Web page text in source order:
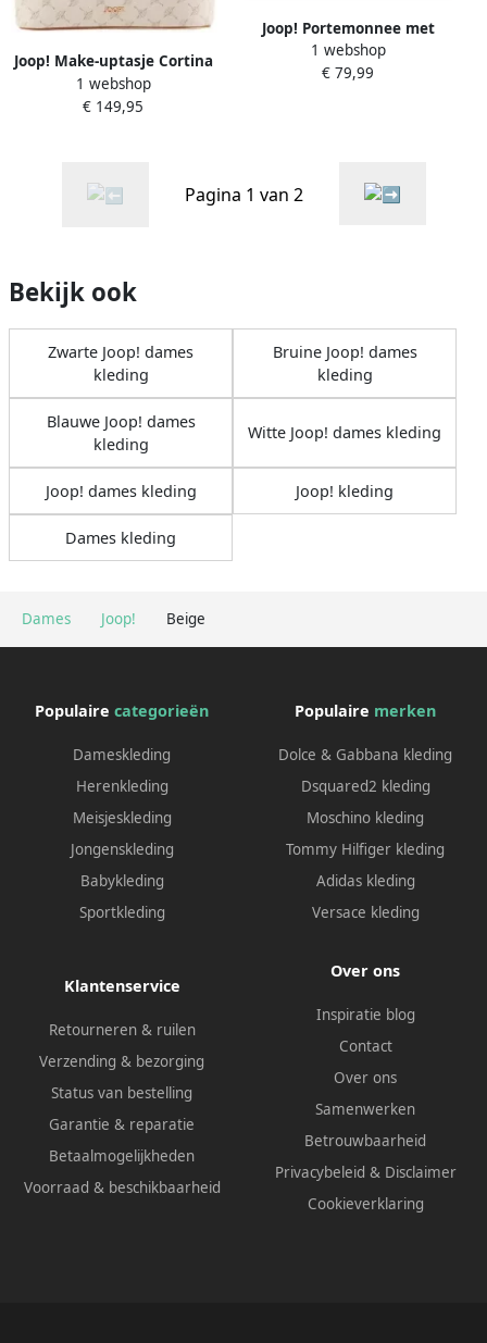
Dames Joop! Beige
Joop! Make-uptasje Cortina
1.0 flora washbag mhz
Make-up tas beautycase
1 webshop
€ 149,95
Joop! Portemonnee met
logomotief model 'Cosma'
RFID-blocking
1 webshop
€ 79,99
Pagina 1 van 2
Bekijk ook
Zwarte Joop! dames
kleding
Bruine Joop! dames
kleding
Blauwe Joop! dames
kleding
Witte Joop! dames kleding
Joop! dames kleding Joop! kleding
Dames kleding
Populaire categorieën
Dameskleding
Herenkleding
Meisjeskleding
Jongenskleding
Babykleding
Sportkleding
Populaire merken
Dolce & Gabbana kleding
Dsquared2 kleding
Moschino kleding
Tommy Hilfiger kleding
Adidas kleding
Versace kleding
Klantenservice
Retourneren & ruilen
Verzending & bezorging
Status van bestelling
Garantie & reparatie
Betaalmogelijkheden
Voorraad & beschikbaarheid
Over ons
Inspiratie blog
Contact
Over ons
Samenwerken
Betrouwbaarheid
Privacybeleid & Disclaimer
Cookieverklaring